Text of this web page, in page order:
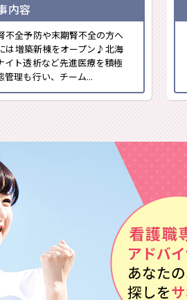
内容
不全予防や末期腎不全の方へ
は増築新棟をオープン♪北海
ト透析など先進医療を積極
理も行い、チーム...